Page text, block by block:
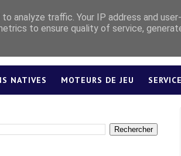
NATIVES MOTEURS DE JEU
analyze traffic. Your IP address and
to ensure quality of service,